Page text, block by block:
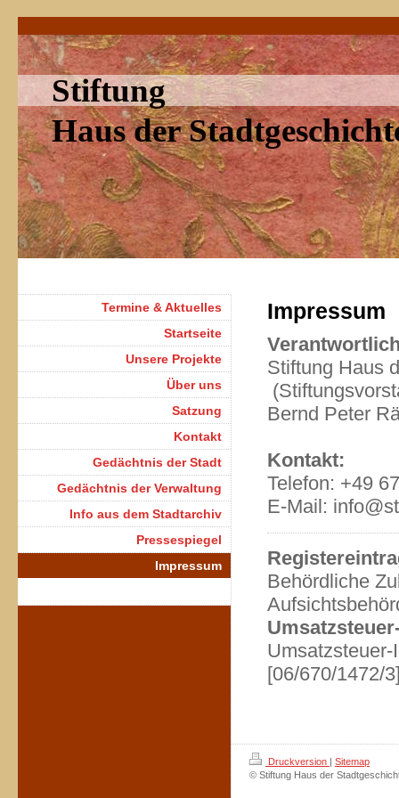
Stiftung
Haus der
Impressum
Stiftung Haus
Bernd Peter
Kontakt:
Telefon: +49
E-Mail:
Behördliche
[06/670/1472/
Termine & Aktuelles
Startseite
Unsere Projekte
Über uns
Satzung
Kontakt
Gedächtnis der Stadt
Gedächtnis der Verwaltung
Info aus dem Stadtarchiv
Pressespiegel
Impressum
Druckversion | Sitemap
© Stiftung Haus der